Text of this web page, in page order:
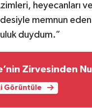
heyecanları
memnun
duydum.”
Zirvesinden
Görüntüle